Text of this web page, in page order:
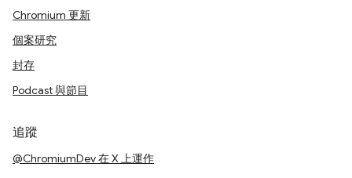
Chromium 更新
個案研究
封存
Podcast 與節目
追蹤
@ChromiumDev 在 X 上運作